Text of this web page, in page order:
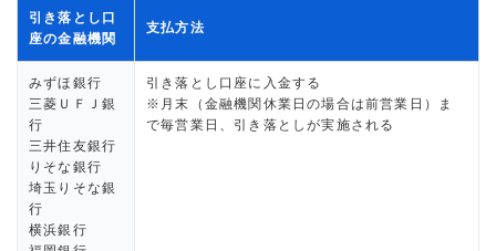
引き落とし口
座の金融機関
支払方法
みずほ銀行
三菱ＵＦＪ銀
行
三井住友銀行
りそな銀行
埼玉りそな銀
行
横浜銀行
引き落とし口座に入金する
※月末（金融機関休業日の場合は前営業日）ま
で毎営業日、引き落としが実施される